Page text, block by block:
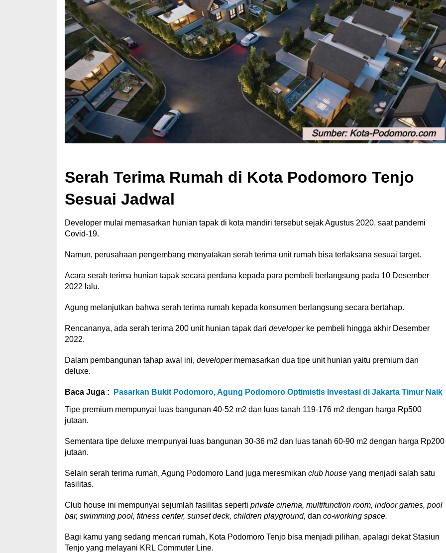
Serah Terima Rumah di Kota Podomoro Tenjo
Sesuai Jadwal
Developer mulai memasarkan hunian tapak di kota mandiri tersebut sejak Agustus 2020, saat pandemi
Covid-19.
Namun, perusahaan pengembang menyatakan serah terima unit rumah bisa terlaksana sesuai target.
Acara serah terima hunian tapak secara perdana kepada para pembeli berlangsung pada 10 Desember
2022 lalu.
Agung melanjutkan bahwa serah terima rumah kepada konsumen berlangsung secara bertahap.
Rencananya, ada serah terima 200 unit hunian tapak dari developerke pembeli hingga akhir Desember
2022.
Dalam pembangunan tahap awal ini, developermemasarkan dua tipe unit hunian yaitu premium dan
deluxe.
Baca Juga : Pasarkan Bukit Podomoro, Agung Podomoro Optimistis Investasi di Jakarta Timur Naik
Tipe premium mempunyai luas bangunan 40-52 m2 dan luas tanah 119-176 m2 dengan harga Rp500
jutaan.
Sementara tipe deluxe mempunyai luas bangunan 30-36 m2 dan luas tanah 60-90 m2 dengan harga Rp200
jutaan.
Selain serah terima rumah, Agung Podomoro Land juga meresmikan club houseyang menjadi salah satu
fasilitas.
Club house ini mempunyai sejumlah fasilitas seperti private cinema, multifunction room, indoor games, pool
bar, swimming pool, fitness center, sunset deck, children playground, dan co-working space.
Bagi kamu yang sedang mencari rumah, Kota Podomoro Tenjo bisa menjadi pilihan, apalagi dekat Stasiun
Tenjo yang melayani KRL Commuter Line.